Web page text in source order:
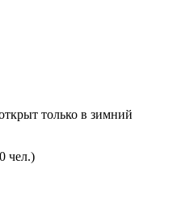
только в зимний
чел.)